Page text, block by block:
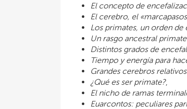
El concepto de
El cerebro, el
Los primates, un orden de
Un rasgo ancestral
Distintos grados de
Tiempo y energía para
Grandes cerebros
¿Qué es ser primate?,
El nicho de ramas
Euarcontos: peculiares